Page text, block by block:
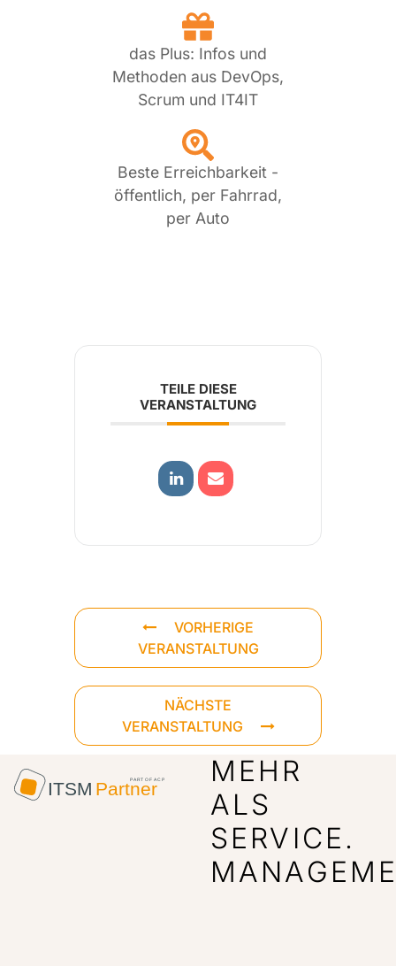
das Plus: Infos und
Methoden aus DevOps,
Scrum und IT4IT
Beste Erreichbarkeit -
öffentlich, per Fahrrad,
per Auto
TEILE DIESE
VERANSTALTUNG
VORHERIGE
VERANSTALTUNG
NÄCHSTE
VERANSTALTUNG
MEHR
ALS
SERVICE.